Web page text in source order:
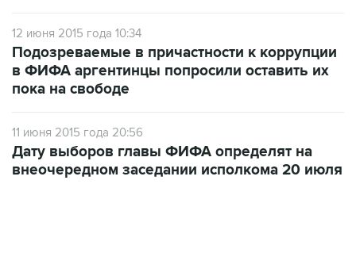
12 июня 2015 года 10:34
Подозреваемые в причастности к коррупции
в ФИФА аргентинцы попросили оставить их
пока на свободе
11 июня 2015 года 20:56
Дату выборов главы ФИФА определят на
внеочередном заседании исполкома 20 июля